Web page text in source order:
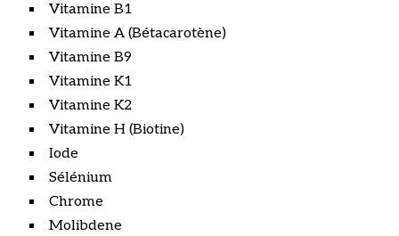
Vitamine B1
Vitamine A (Bétacarotène)
Vitamine B9
Vitamine K1
Vitamine K2
Vitamine H (Biotine)
Iode
Sélénium
Chrome
Molibdene